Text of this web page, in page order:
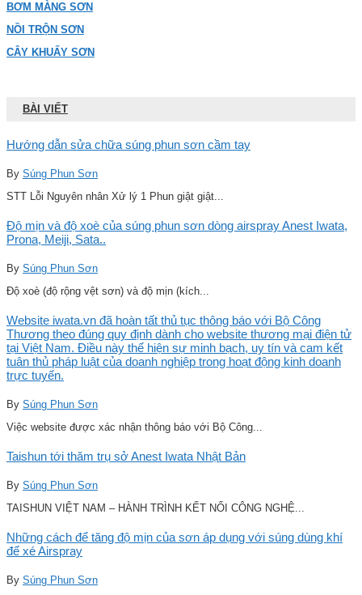
BƠM MÀNG SƠN
NỒI TRỘN SƠN
CÂY KHUẤY SƠN
BÀI VIẾT
Hướng dẫn sửa chữa súng phun sơn cầm tay
By Súng Phun Sơn
STT Lỗi Nguyên nhân Xử lý 1 Phun giật giật...
Độ mịn và độ xoè của súng phun sơn dòng airspray Anest Iwata,
Prona, Meiji, Sata..
By Súng Phun Sơn
Độ xoè (độ rộng vệt sơn) và độ mịn (kích...
Website iwata.vn đã hoàn tất thủ tục thông báo với Bộ Công
Thương theo đúng quy định dành cho website thương mại điện tử
tại Việt Nam. Điều này thể hiện sự minh bạch, uy tín và cam kết
tuân thủ pháp luật của doanh nghiệp trong hoạt động kinh doanh
trực tuyến.
By Súng Phun Sơn
Việc website được xác nhận thông báo với Bộ Công...
Taishun tới thăm trụ sở Anest Iwata Nhật Bản
By Súng Phun Sơn
TAISHUN VIỆT NAM – HÀNH TRÌNH KẾT NỐI CÔNG NGHỆ...
Những cách để tăng độ mịn của sơn áp dụng với súng dùng khí
để xé Airspray
By Súng Phun Sơn